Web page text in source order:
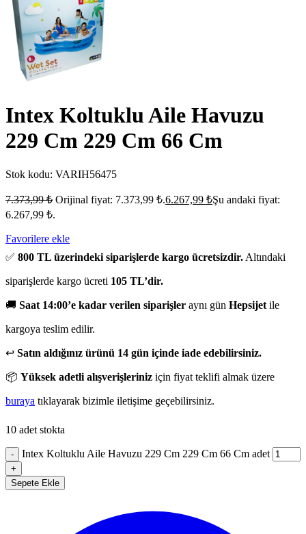
Intex Koltuklu Aile Havuzu
229 Cm 229 Cm 66 Cm
Stok kodu: VARIH56475
7.373,99₺ Orijinal fiyat: 7.373,99 ₺.6.267,99 ₺Şu andaki fiyat:
6.267,99 ₺.
Favorilere ekle
✅ 800 TL üzerindeki siparişlerde kargo ücretsizdir. Altındaki
siparişlerde kargo ücreti 105 TL’dir.
🚚 Saat 14:00’e kadar verilen siparişler aynı gün Hepsijet ile
kargoya teslim edilir.
↩️ Satın aldığınız ürünü 14 gün içinde iade edebilirsiniz.
📦 Yüksek adetli alışverişleriniz için fiyat teklifi almak üzere
buraya tıklayarak bizimle iletişime geçebilirsiniz.
10 adet stokta
- Intex Koltuklu Aile Havuzu 229 Cm 229 Cm 66 Cm adet
+
Sepete Ekle